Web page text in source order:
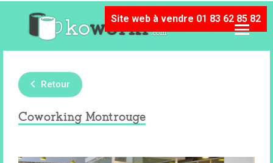
Site web à vendre 01 83 62 85 82
Retour
Coworking Montrouge